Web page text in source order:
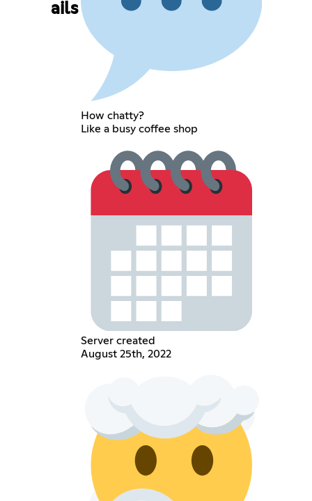
ails
How chatty?
Like a busy coffee shop
Server created
August 25th, 2022